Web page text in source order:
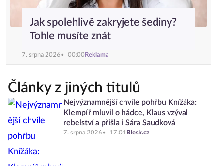
Jak spolehlivě zakryjete šediny?
Tohle musíte znát
7. srpna 2026 00:00 Reklama
Články z jiných titulů
Nejvýznamnější chvíle pohřbu Knížáka:
Klempíř mluvil o hádce, Klaus vzýval
rebelství a přišla i Sára Saudková
7. srpna 2026 17:01 Blesk.cz